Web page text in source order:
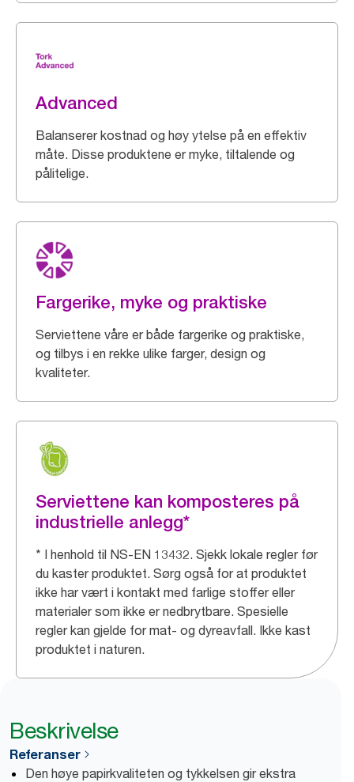
Advanced
Balanserer kostnad og høy ytelse på en effektiv
måte. Disse produktene er myke, tiltalende og
pålitelige.
Fargerike, myke og praktiske
Serviettene våre er både fargerike og praktiske,
og tilbys i en rekke ulike farger, design og
kvaliteter.
Serviettene kan komposteres på
industrielle anlegg*
* I henhold til NS-EN 13432. Sjekk lokale regler før
du kaster produktet. Sørg også for at produktet
ikke har vært i kontakt med farlige stoffer eller
materialer som ikke er nedbrytbare. Spesielle
regler kan gjelde for mat- og dyreavfall. Ikke kast
produktet i naturen.
Beskrivelse
Referanser
Den høye papirkvaliteten og tykkelsen gir ekstra